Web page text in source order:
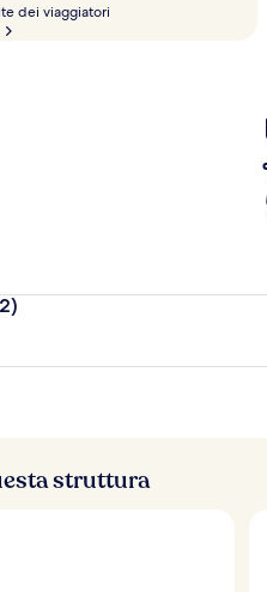
dei viaggiatori
z
struttura